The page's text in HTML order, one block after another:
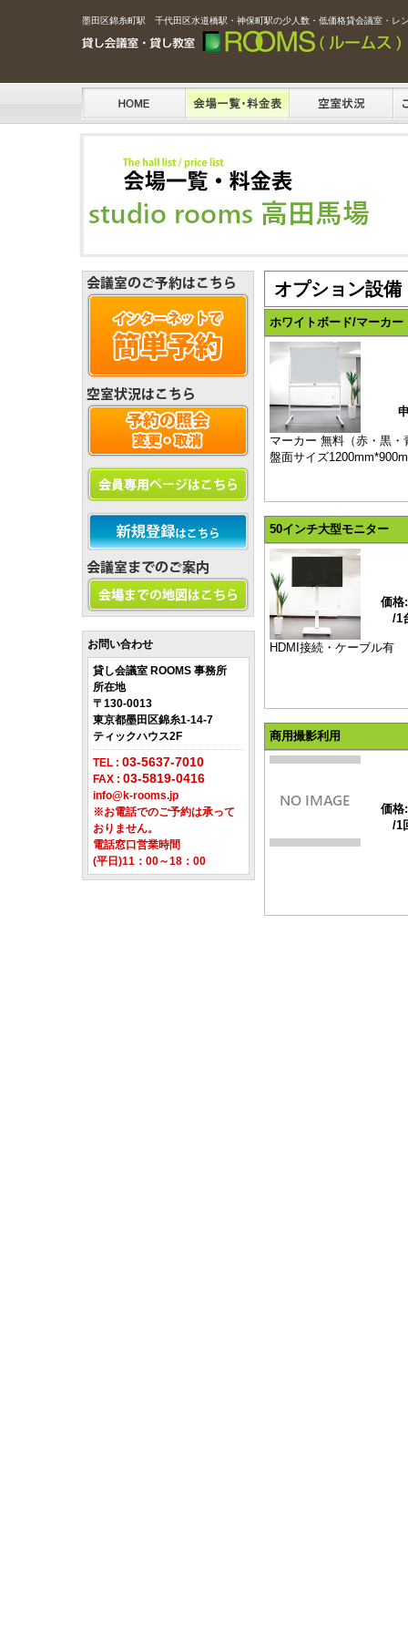
墨田区錦糸町駅 千代田区水道橋駅・神保町駅の少人数・低価格貸会議室・レ
お問い合わせ
貸し会議室 ROOMS 事務所
所在地
〒130-0013
東京都墨田区錦糸1-14-7
ティックハウス2F
TEL : 03-5637-7010
FAX : 03-5819-0416
info@k-rooms.jp
※お電話でのご予約は承って
おりません。
電話窓口営業時間
(平日)11：00～18：00
オプション設
ホワイトボード/マーカー
マーカー 無料（赤・黒・
盤面サイズ
50インチ大型モニター
価格
/1
HDMI接続・ケーブル有
商用撮影利用
価格
/1